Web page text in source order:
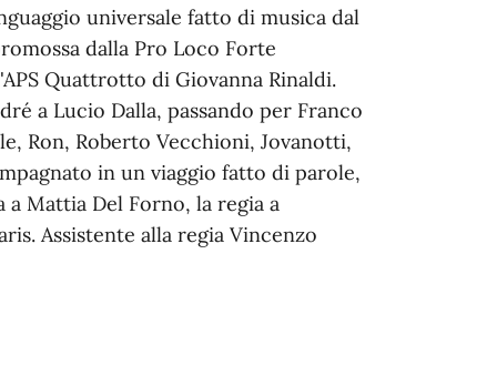
universale fatto di musica dal
dalla Pro Loco Forte
Quattrotto di Giovanna Rinaldi.
a Lucio Dalla, passando per Franco
Ron, Roberto Vecchioni, Jovanotti,
in un viaggio fatto di parole,
Mattia Del Forno, la regia a
Assistente alla regia Vincenzo